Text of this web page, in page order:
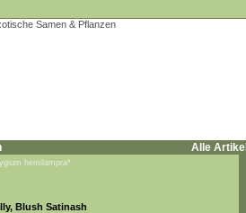
Alle Artikel
hemilampra*
Blush Satinash